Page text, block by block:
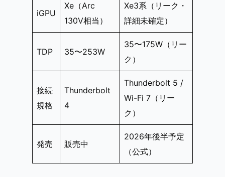
iGPU
Xe（Arc
130V相当）
Xe3系（リーク・
詳細未確定）
TDP 35〜253W
35〜175W（リー
ク）
接続
規格
Thunderbolt
4
Thunderbolt 5 /
Wi-Fi 7（リー
ク）
発売 販売中
2026年後半予定
（公式）